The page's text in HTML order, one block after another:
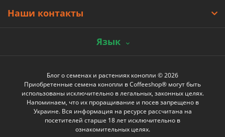
Наши контакты
Язык
Блог о семенах и растениях конопли © 2026
Приобретенные семена конопли в Coffeeshop® могут быть
использованы исключительно в легальных, законных целях.
Напоминаем, что их проращивание и посев запрещено в
Украине. Вся информация на ресурсе рассчитана на
посетителей старше 18 лет исключительно в
ознакомительных целях.